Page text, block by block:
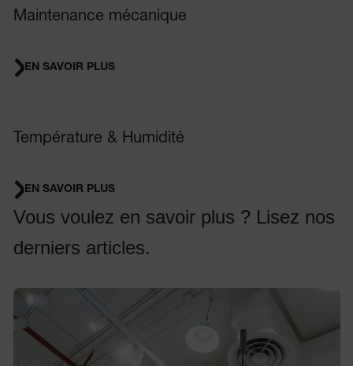
Maintenance mécanique
EN SAVOIR PLUS
Température & Humidité
EN SAVOIR PLUS
Vous voulez en savoir plus ? Lisez nos
derniers articles.